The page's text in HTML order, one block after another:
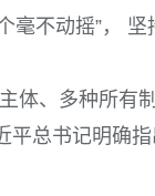
毫不动摇”，
体、多种所有
平总书记明确